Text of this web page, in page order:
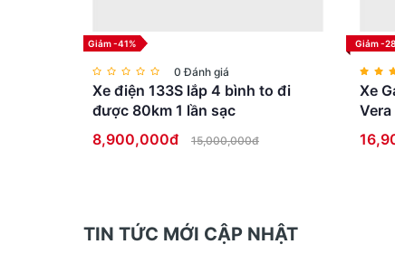
Giảm -41%
0 Đánh giá
Xe điện 133S lắp 4 bình to đi
được 80km 1 lần sạc
8,900,000đ
15,000,000đ
Giảm -
Xe
TIN TỨC MỚI CẬP NHẬT